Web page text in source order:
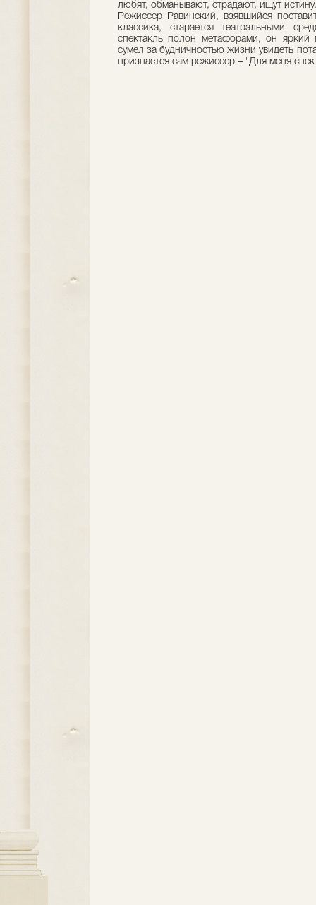
любят, обманывают, страдают, ищут истину.
Режиссер Равинский, взявшийся
классика, старается театральными
спектакль полон метафорами, он
сумел за будничностью жизни увидеть
признается сам режиссер – "Для меня